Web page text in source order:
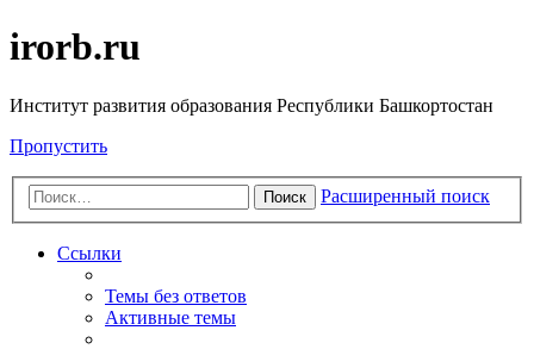
irorb.ru
Институт развития образования Республики Башкортостан
Пропустить
Поиск Расширенный поиск
Ссылки
Темы без ответов
Активные темы